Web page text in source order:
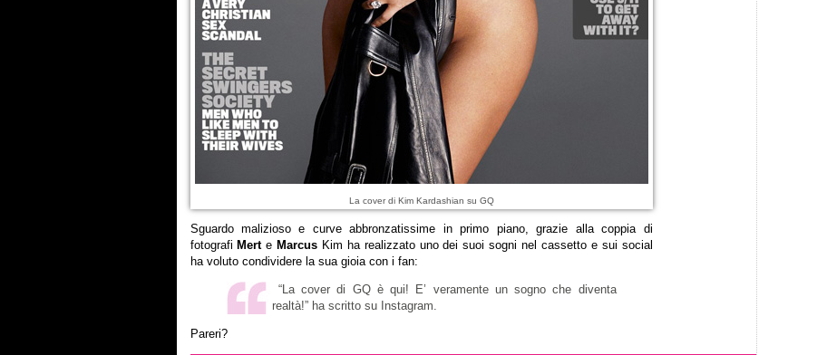
La cover di Kim Kardashian su GQ
Sguardo malizioso e curve abbronzatissime in primo piano, grazie alla coppia di
fotografi Merte Marcus Kim ha realizzato uno dei suoi sogni nel cassetto e sui social
ha voluto condividere la sua gioia con i fan:
“La cover di GQ è qui! E’ veramente un sogno che diventa
realtà!” ha scritto su Instagram.
Pareri?